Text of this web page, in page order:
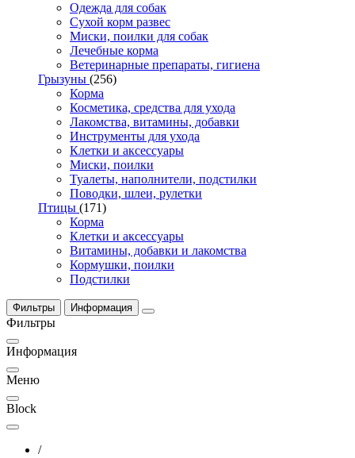
Одежда для собак
Сухой корм развес
Миски, поилки для собак
Лечебные корма
Ветеринарные препараты, гигиена
Грызуны (256)
Корма
Косметика, средства для ухода
Лакомства, витамины, добавки
Инструменты для ухода
Клетки и аксессуары
Миски, поилки
Туалеты, наполнители, подстилки
Поводки, шлеи, рулетки
Птицы (171)
Корма
Клетки и аксессуары
Витамины, добавки и лакомства
Кормушки, поилки
Подстилки
Фильтры Информация
Фильтры
Информация
Меню
Block
/